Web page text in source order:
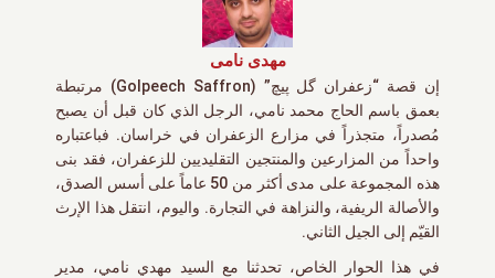
مهدی نامی
إن قصة “زعفران گل پیچ” (Golpeech Saffron) مرتبطة
بعمق باسم الحاج محمد نامي، الرجل الذي كان قبل أن يصبح
مُصدراً، متجذراً في مزارع الزعفران في خراسان. فباعتباره
واحداً من المزارعين والمنتجين التقليديين للزعفران، فقد بنى
هذه المجموعة على مدى أكثر من 50 عاماً على أسس الصدق،
والأصالة الريفية، والنزاهة في التجارة. واليوم، انتقل هذا الإرث
القيّم إلى الجيل الثاني.
في هذا الحوار الخاص، تحدثنا مع السيد مهدي نامي، مدير